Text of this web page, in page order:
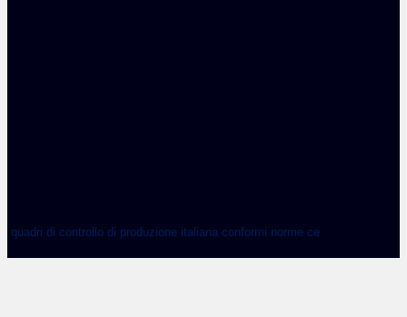
quadri di controllo di produzione italiana conformi norme ce